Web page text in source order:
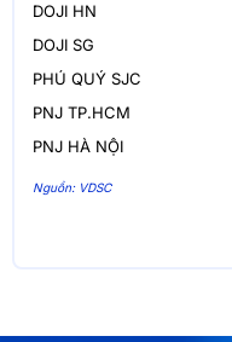
DOJI HN
DOJI SG
PHÚ QUÝ SJC
PNJ TP.HCM
PNJ HÀ NỘI
Nguồn: VDSC